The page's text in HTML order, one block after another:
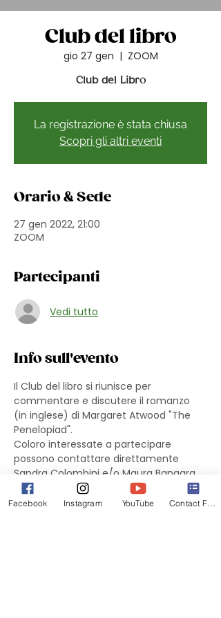
Club del libro
gio 27 gen
  |
ZOOM
Club del Libro
La registrazione è stata chiusa
Scopri gli altri eventi
Orario & Sede
27 gen 2022, 21:00
ZOOM
Partecipanti
Vedi tutto
Info sull'evento
Il Club del libro si riunisce per
commentare e discutere il romanzo
(in inglese) di Margaret Atwood "The
Penelopiad".
Coloro interessate a partecipare
possono contattare direttamente
Sandra Colombini e/o Maura Bangara.
Facebook Instagram YouTube Contact Form